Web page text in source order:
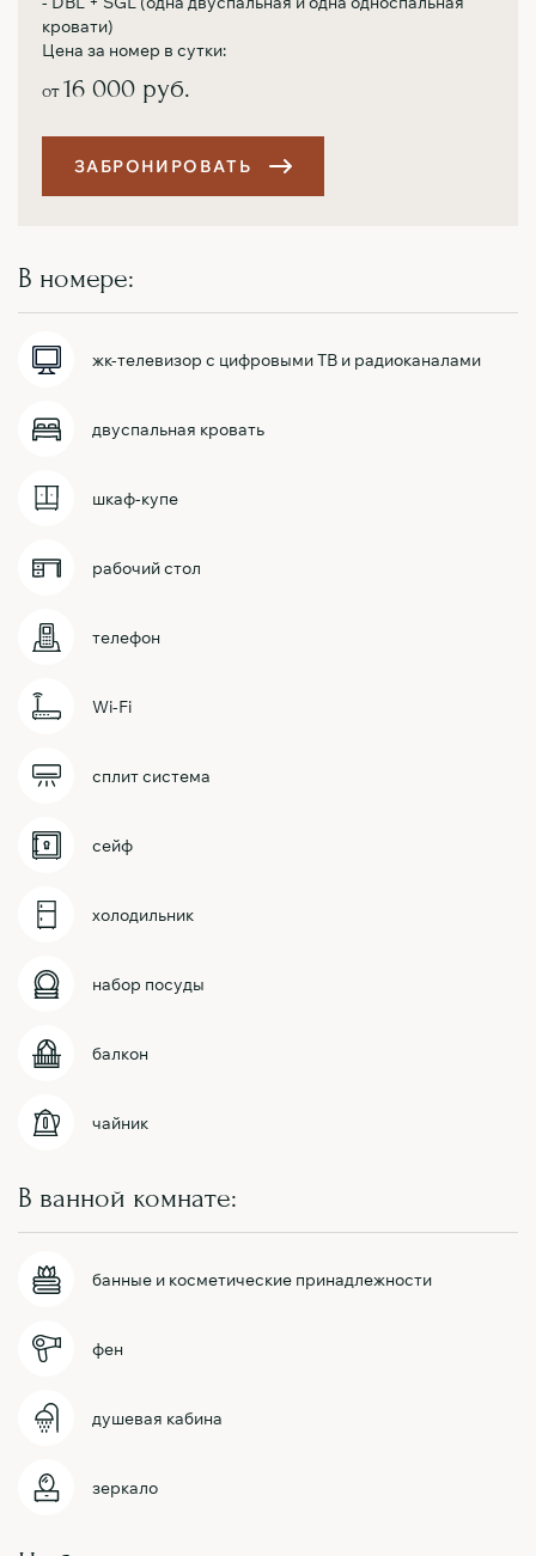
кровати)
Цена за номер в сутки:
от16 000 руб.
ЗАБРОНИ РО ВАТ Ь
В номере:
жк-телевизор с цифровыми ТВ и радиоканалами
двуспальная кровать
шкаф-купе
рабочий стол
телефон
Wi-Fi
сплит система
сейф
холодильник
набор посуды
балкон
чайник
В ванной комнате:
банные и косметические принадлежности
фен
душевая кабина
зеркало